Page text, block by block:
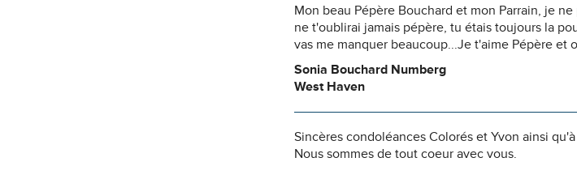
Mon beau Pépère Bouchard et mon Parrain, je
ne t'oublirai jamais pépère, tu étais toujours la
vas me manquer beaucoup...Je t'aime Pépère
Sonia Bouchard Numberg
West Haven
Sincères condoléances Colorés et Yvon ainsi
Nous sommes de tout coeur avec vous.